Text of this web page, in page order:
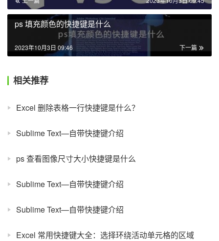
ps 填充颜色的快捷键是什么
下一篇
2023年10月3日 09:46
相关推荐
Excel 删除表格一行快捷键是什么？
Sublime Text—自带快捷键介绍
ps 查看图像尺寸大小快捷键是什么
Sublime Text—自带快捷键介绍
Sublime Text—自带快捷键介绍
Excel 常用快捷键大全：选择环绕活动单元格的区域